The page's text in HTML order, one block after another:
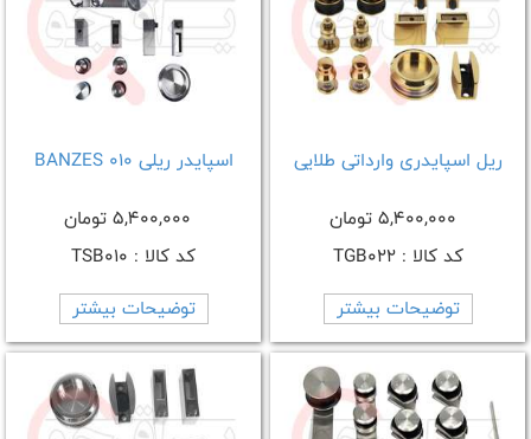
ریل اسپایدری وارداتی طلایی
کد کالا : TGB022
توضیحات بیشتر
اسپایدر ریلی BANZES 010
کد کالا : TSB010
توضیحات بیشتر